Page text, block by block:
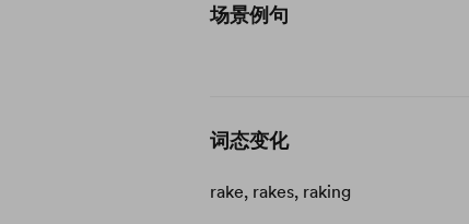
场景例句
词态变化
rake, rakes, raking